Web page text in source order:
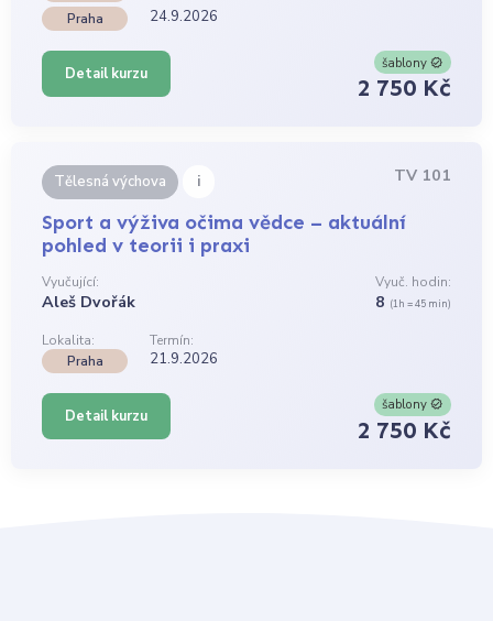
Praha 24.9.2026
Detail kurzu
šablony
2 750 Kč
Tělesná výchova i TV 101
Sport a výživa očima vědce – aktuální
pohled v teorii i praxi
Vyučující:
Aleš Dvořák
Vyuč. hodin:
8 (1h = 45 min)
Lokalita:
Termín:
Praha
21.9.2026
Detail kurzu
šablony
2 750 Kč